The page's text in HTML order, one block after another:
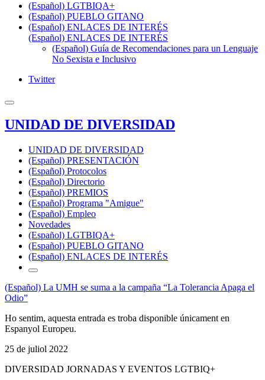
(Español) LGTBIQA+
(Español) PUEBLO GITANO
(Español) ENLACES DE INTERÉS
(Español) ENLACES DE INTERÉS
(Español) Guía de Recomendaciones para un Lenguaje
No Sexista e Inclusivo
Twitter
UNIDAD DE DIVERSIDAD
UNIDAD DE DIVERSIDAD
(Español) PRESENTACIÓN
(Español) Protocolos
(Español) Directorio
(Español) PREMIOS
(Español) Programa "Amigue"
(Español) Empleo
Novedades
(Español) LGTBIQA+
(Español) PUEBLO GITANO
(Español) ENLACES DE INTERÉS
(Español) La UMH se suma a la campaña “La Tolerancia Apaga el
Odio”
Ho sentim, aquesta entrada es troba disponible únicament en
Espanyol Europeu.
25 de juliol 2022
DIVERSIDAD JORNADAS Y EVENTOS LGTBIQ+